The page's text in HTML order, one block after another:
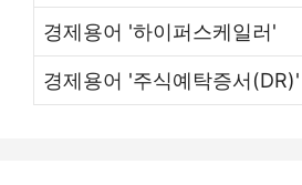
경제용어 '하이퍼스케일러'
경제용어 '주식예탁증서(DR)'